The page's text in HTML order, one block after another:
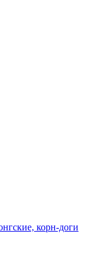
корн-доги